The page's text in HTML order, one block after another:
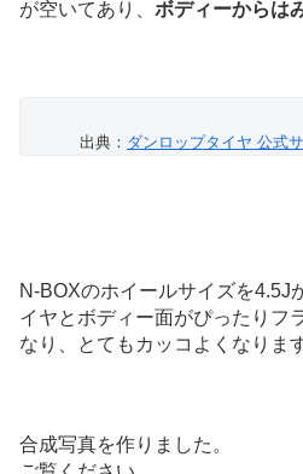
が空いてあり、 ボディーからは
出典： ダンロップタイヤ 公式
N-BOXのホイールサイズを4.5J
イヤとボディー面がぴったりフ
なり、とてもカッコよくなりま
合成写真を作りました。